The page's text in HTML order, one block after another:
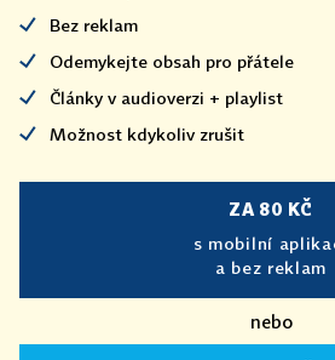
Bez reklam
Odemykejte obsah pro přátele
Články v audioverzi + playlist
Možnost kdykoliv zrušit
ZA 80 KČ
s mobilní
a bez reklam
nebo